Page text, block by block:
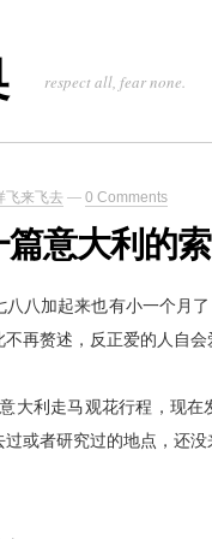
respect all, fear none.
飞来飞去 — 0 Comments
意大利的
八加起来也有小一个月
再赘述，反正爱的人自
大利走马观花行程，现
或者研究过的地点，还